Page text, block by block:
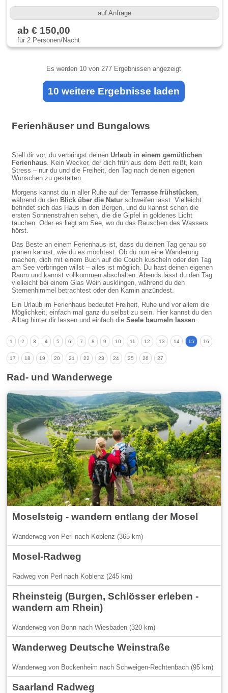
auf Anfrage
ab € 150,00
für 2 Personen/Nacht
Es werden 10 von 277 Ergebnissen angezeigt
10 weitere Ergebnisse laden
Ferienhäuser und Bungalows
Stell dir vor, du verbringst deinenUrlaub in einem gemütlichen
Ferienhaus . Kein Wecker, der dich früh aus dem Bett reißt, kein
Stress – nur du und die Freiheit, den Tag nach deinen eigenen
Wünschen zu gestalten.
Morgens kannst du in aller Ruhe auf derTerrasse frühstücken
während du den Blick über die Natur schweifen lässt. Vielleicht
befindet sich das Haus in den Bergen, und du kannst schon die
ersten Sonnenstrahlen sehen, die die Gipfel in goldenes Licht
tauchen. Oder es liegt am See, wo du das Rauschen des Wassers
hörst.
Das Beste an einem Ferienhaus ist, dass du deinen Tag genau so
planen kannst, wie du es möchtest. Ob du nun eine Wanderung
machen, dich mit einem Buch auf die Couch kuscheln oder den Tag
am See verbringen willst – alles ist möglich. Du hast deinen eigenen
Raum und kannst vollkommen abschalten. Abends lässt du den Tag
vielleicht bei einem Glas Wein ausklingen, während du den
Sternenhimmel betrachtest oder den Kamin anzündest.
Ein Urlaub im Ferienhaus bedeutet Freiheit, Ruhe und vor allem die
Möglichkeit, einfach mal ganz du selbst zu sein. Hier kannst du den
Alltag hinter dir lassen und einfach die Seele baumeln lassen.
1 2 3 4 5 6 7 8 9 10 11 12 13 14 15 16
17 18 19 20 21 22 23 24 25 26 27
Rad- und Wanderwege
Moselsteig - wandern entlang der Mosel
Wanderweg von Perl nach Koblenz (365 km)
Mosel-Radweg
Radweg von Perl nach Koblenz (245 km)
Rheinsteig (Burgen, Schlösser erleben -
wandern am Rhein)
Wanderweg von Bonn nach Wiesbaden (320 km)
Wanderweg Deutsche Weinstraße
Wanderweg von Bockenheim nach Schweigen-Rechtenbach (95 km)
Saarland Radweg